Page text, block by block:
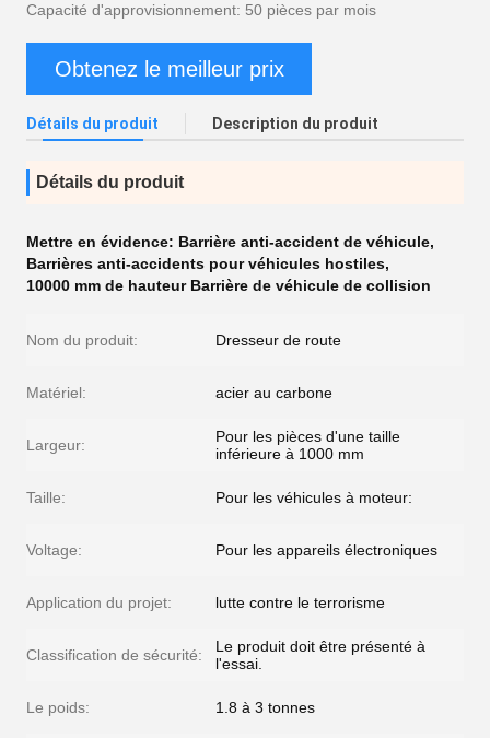
Capacité d'approvisionnement: 50 pièces par mois
Obtenez le meilleur prix
Détails du produit Description du produit
Détails du produit
Mettre en évidence: Barrière anti-accident de véhicule,
Barrières anti-accidents pour véhicules hostiles,
10000 mm de hauteur Barrière de véhicule de collision
Nom du produit: Dresseur de route
Matériel: acier au carbone
Largeur:
Pour les pièces d'une taille
inférieure à 1000 mm
Taille: Pour les véhicules à moteur:
Voltage: Pour les appareils électroniques
Application du projet: lutte contre le terrorisme
Classification de sécurité:
Le produit doit être présenté à
l'essai.
Le poids: 1.8 à 3 tonnes